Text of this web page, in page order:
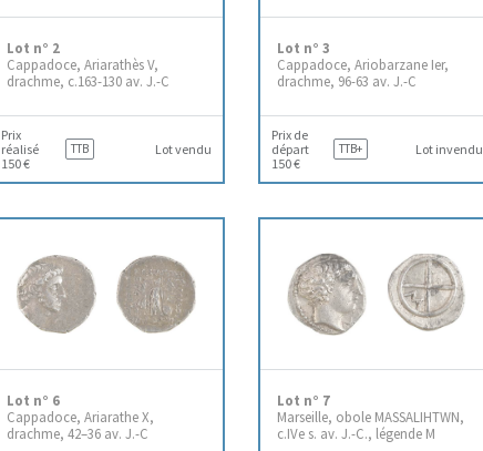
Lot n° 2
Cappadoce, Ariarathès V,
drachme, c.163-130 av. J.-C
Prix
réalisé
150 €
TTB Lot vendu
Lot n° 3
Cappadoce, Ariobarzane Ier,
drachme, 96-63 av. J.-C
Prix de
départ
150 €
TTB+ Lot invendu
Lot n° 6
Cappadoce, Ariarathe X,
drachme, 42–36 av. J.-C
Lot n° 7
Marseille, obole MASSALIHTWN,
c.IVe s. av. J.-C., légende M